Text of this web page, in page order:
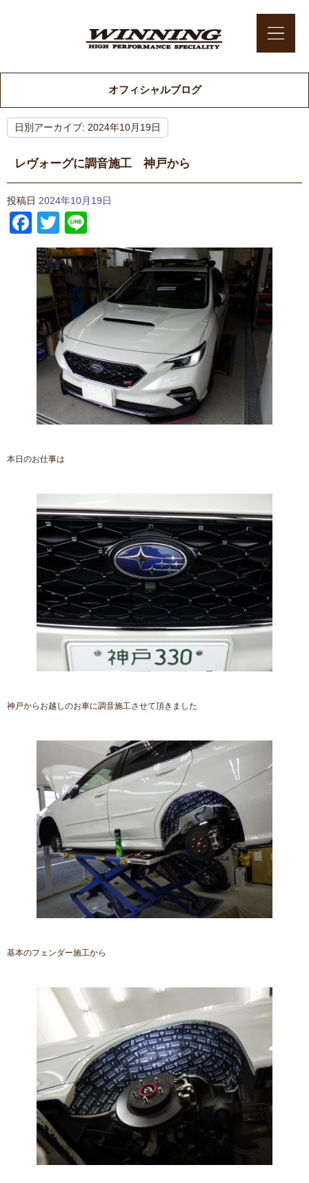
オフィシャルブログ
日別アーカイブ: 2024年10月19日
レヴォーグに調音施工 神戸から
投稿日 2024年10月19日
Facebook
Twitter
本日のお仕事は
神戸からお越しのお車に調音施工させて頂きました
基本のフェンダー施工から